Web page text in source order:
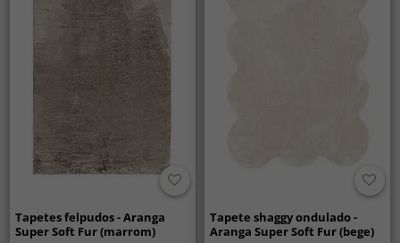
Tapetes felpudos - Aranga
Super Soft Fur (marrom)
Tapete shaggy ondulado -
Aranga Super Soft Fur (bege)